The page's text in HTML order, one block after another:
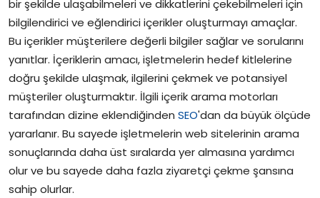
bir şekilde ulaşabilmeleri ve dikkatlerini çekebilmeleri için
bilgilendirici ve eğlendirici içerikler oluşturmayı amaçlar.
Bu içerikler müşterilere değerli bilgiler sağlar ve sorularını
yanıtlar. İçeriklerin amacı, işletmelerin hedef kitlelerine
doğru şekilde ulaşmak, ilgilerini çekmek ve potansiyel
müşteriler oluşturmaktır. İlgili içerik arama motorları
tarafından dizine eklendiğinden SEO'dan da büyük ölçüde
yararlanır. Bu sayede işletmelerin web sitelerinin arama
sonuçlarında daha üst sıralarda yer almasına yardımcı
olur ve bu sayede daha fazla ziyaretçi çekme şansına
sahip olurlar.